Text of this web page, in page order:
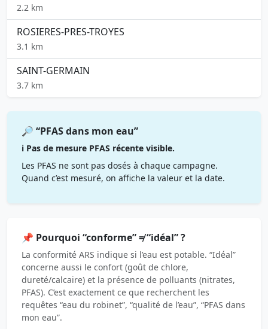
2.2 km
ROSIERES-PRES-TROYES
3.1 km
SAINT-GERMAIN
3.7 km
🔎 “PFAS dans mon eau”
ℹ️ Pas de mesure PFAS récente visible.
Les PFAS ne sont pas dosés à chaque campagne.
Quand c’est mesuré, on affiche la valeur et la date.
📌 Pourquoi “conforme” ≠ “idéal” ?
La conformité ARS indique si l’eau est potable. “Idéal”
concerne aussi le confort (goût de chlore,
dureté/calcaire) et la présence de polluants (nitrates,
PFAS). C’est exactement ce que recherchent les
requêtes “eau du robinet”, “qualité de l’eau”, “PFAS dans
mon eau”.